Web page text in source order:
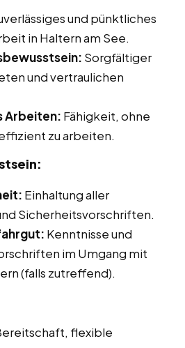
und pünktliches
in Haltern am See.
Sorgfältiger
und vertraulichen
Arbeiten: Fähigkeit, ohne
zu arbeiten.
Einhaltung aller
Sicherheitsvorschriften.
Kenntnisse und
im Umgang mit
(falls zutreffend).
flexible